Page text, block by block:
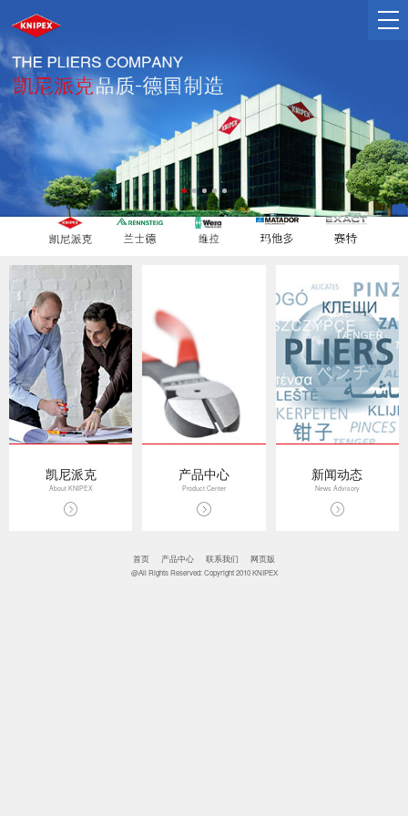
凯尼派克
About KNIPEX
产品中心
Product Center
新闻动态
News Advisory
首页 产品中心 联系我们 网页版
@All Rights Reserved: Copyright 2010 KNIPEX